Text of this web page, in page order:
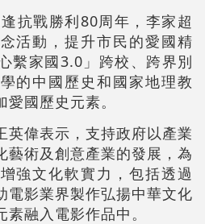
抗戰勝利80周年，李家超
活動，提升市民的愛國精
繫家國3.0」跨校、跨界別
的中國歷史和國家地理教
國歷史元素。
英偉表示，支持政府以產業
藝術及創意產業的發展，為
強文化軟實力，包括透過
電影業界製作弘揚中華文化
融入電影作品中。